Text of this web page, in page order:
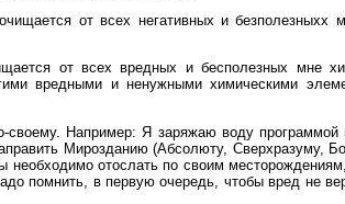
от всех негативных и безполезныхх
от всех вредных и бесполезных мне
вредными и ненужными химическими
Например: Я заряжаю воду программой
Мирозданию (Абсолюту, Сверхразуму,
необходимо отослать по своим
помнить, в первую очередь, чтобы вред не